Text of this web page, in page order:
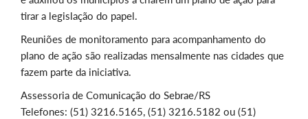
tirar a legislação do papel.
Reuniões de monitoramento para acompanhamento do
plano de ação são realizadas mensalmente nas cidades que
fazem parte da iniciativa.
Assessoria de Comunicação do Sebrae/RS
Telefones: (51) 3216.5165, (51) 3216.5182 ou (51)